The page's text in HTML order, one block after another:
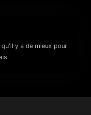
y a de mieux pour